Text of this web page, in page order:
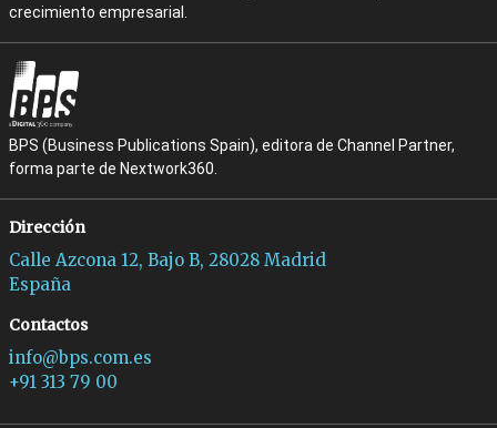
crecimiento empresarial.
BPS (Business Publications Spain), editora de Channel Partner,
forma parte de Nextwork360.
Dirección
Calle Azcona 12, Bajo B, 28028 Madrid
España
Contactos
info@bps.com.es
+91 313 79 00